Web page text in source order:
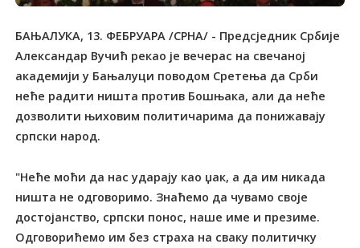
БАЊАЛУКА, 13. ФЕБРУАРА /СРНА/ - Предсједник Србије
Александар Вучић рекао је вечерас на свечаној
академији у Бањалуци поводом Сретења да Срби
неће радити ништа против Бошњака, али да неће
дозволити њиховим политичарима да понижавају
српски народ.
"Неће моћи да нас ударају као џак, а да им никада
ништа не одговоримо. Знаћемо да чувамо своје
достојанство, српски понос, наше име и презиме.
Одговорићемо им без страха на сваку политичку